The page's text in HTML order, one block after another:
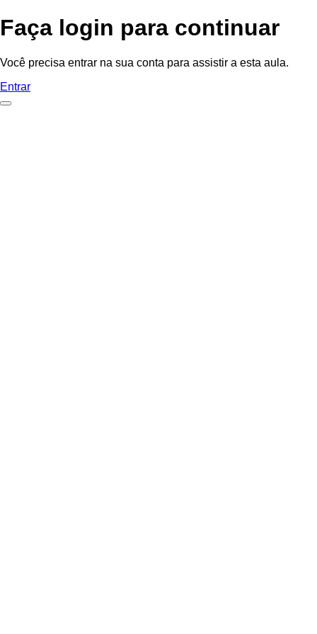
Faça login para continuar
Você precisa entrar na sua conta para assistir a esta aula.
Entrar